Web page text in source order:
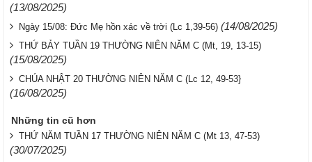
(13/08/2025)
Ngày 15/08: Đức Mẹ hồn xác về trời (Lc 1,39-56) (14/08/2025)
THỨ BẢY TUẦN 19 THƯỜNG NIÊN NĂM C (Mt, 19, 13-15)
(15/08/2025)
CHÚA NHẬT 20 THƯỜNG NIÊN NĂM C (Lc 12, 49-53}
(16/08/2025)
Những tin cũ hơn
THỨ NĂM TUẦN 17 THƯỜNG NIÊN NĂM C (Mt 13, 47-53)
(30/07/2025)